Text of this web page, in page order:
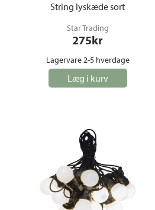
String lyskæde sort
Star Trading
275kr
Lagervare 2-5 hverdage
Læg i kurv